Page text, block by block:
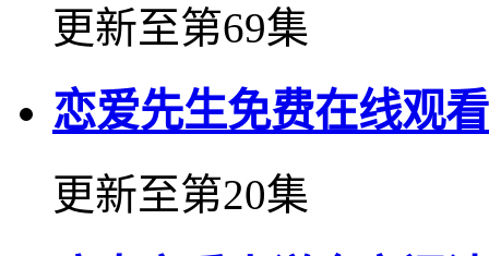
更新至第69集
恋爱先生免费在线观看
更新至第20集